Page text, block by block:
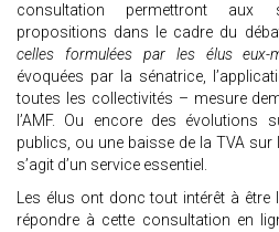
consultation permettront aux
propositions dans le cadre du
celles formulées par les élus eux-
évoquées par la sénatrice,
toutes les collectivités – mesure
l’AMF. Ou encore des évolutions
publics, ou une baisse de la TVA sur
s’agit d’un service essentiel.
Les élus ont donc tout intérêt à être
répondre à cette consultation en